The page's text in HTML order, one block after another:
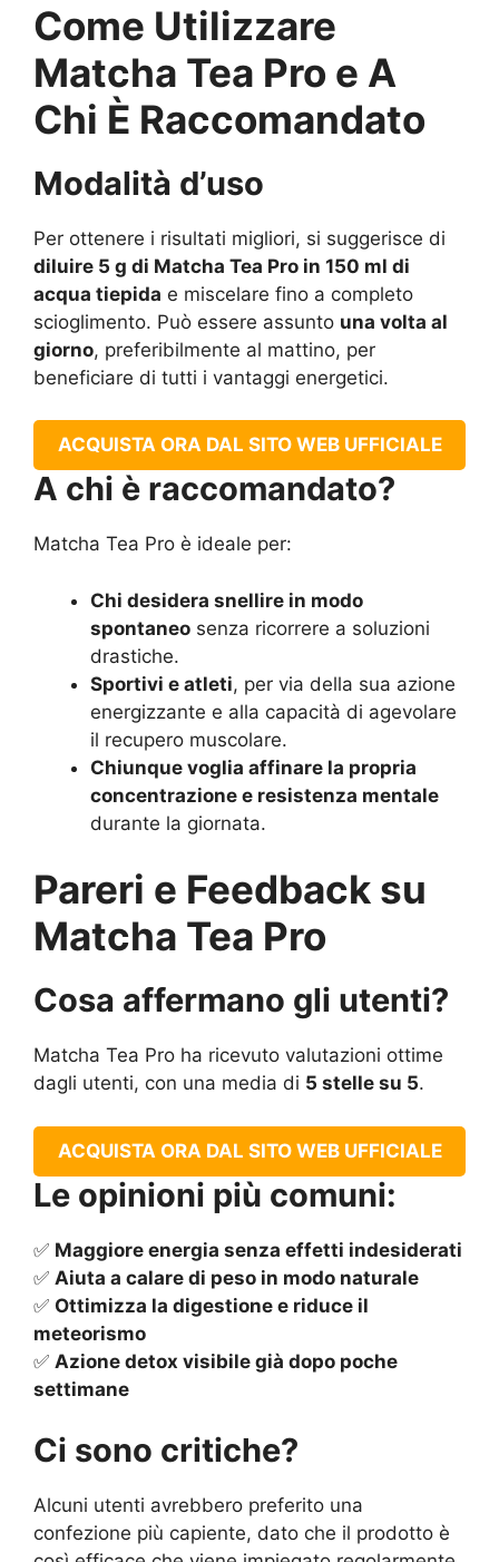
Come Utilizzare
Matcha Tea Pro e A
Chi È Raccomandato
Modalità d’uso
Per ottenere i risultati migliori, si suggerisce di
diluire 5 g di Matcha Tea Pro in 150 ml di
acqua tiepida e miscelare fino a completo
scioglimento. Può essere assunto una volta al
giorno, preferibilmente al mattino, per
beneficiare di tutti i vantaggi energetici.
ACQUISTA ORA DAL SITO WEB UFFICIALE
A chi è raccomandato?
Matcha Tea Pro è ideale per:
Chi desidera snellire in modo
spontaneo senza ricorrere a soluzioni
drastiche.
Sportivi e atleti, per via della sua azione
energizzante e alla capacità di agevolare
il recupero muscolare.
Chiunque voglia affinare la propria
concentrazione e resistenza mentale
durante la giornata.
Pareri e Feedback su
Matcha Tea Pro
Cosa affermano gli utenti?
Matcha Tea Pro ha ricevuto valutazioni ottime
dagli utenti, con una media di 5 stelle su 5.
ACQUISTA ORA DAL SITO WEB UFFICIALE
Le opinioni più comuni:
✅ Maggiore energia senza effetti indesiderati
✅ Aiuta a calare di peso in modo naturale
✅ Ottimizza la digestione e riduce il
meteorismo
✅ Azione detox visibile già dopo poche
settimane
Ci sono critiche?
Alcuni utenti avrebbero preferito una
confezione più capiente, dato che il prodotto è